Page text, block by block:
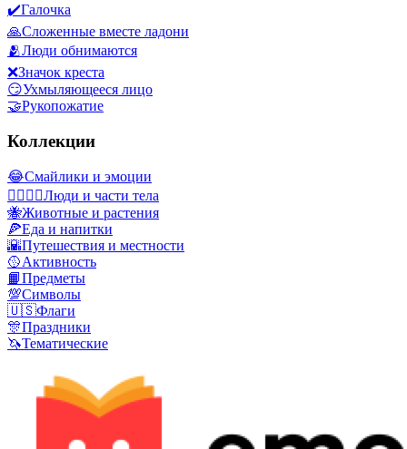
✔️Галочка
🙏Сложенные вместе ладони
🫂Люди обнимаются
❌Значок креста
😏Ухмыляющееся лицо
🤝Рукопожатие
Коллекции
😂Смайлики и эмоции
👩‍❤️‍💋‍👨Люди и части тела
🐝Животные и растения
🍕Еда и напитки
🌇Путешествия и местности
🥎Активность
📙Предметы
💯Символы
🇺🇸Флаги
🎊Праздники
🦄Тематические